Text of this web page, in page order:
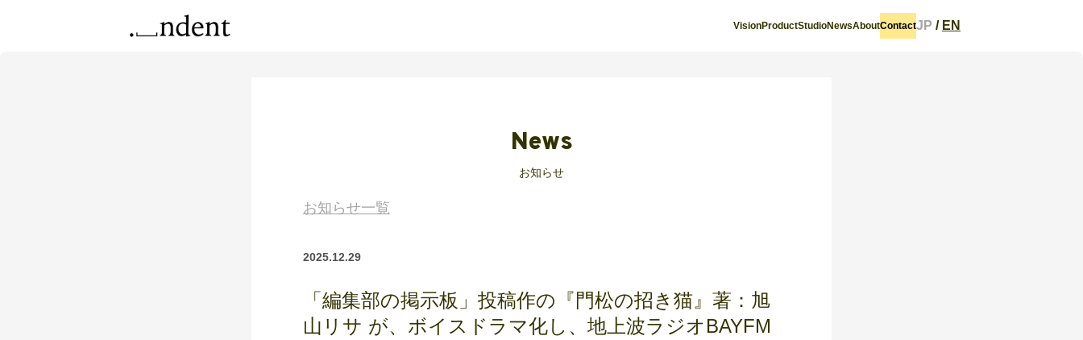
VisionProductStudioNewsAboutContactJP / EN
News
お知らせ
お知らせ一覧
2025.12.29
「編集部の掲示板」投稿作の『門松の招き猫』著：旭
山リサ が、ボイスドラマ化し、地上波ラジオBAYFM